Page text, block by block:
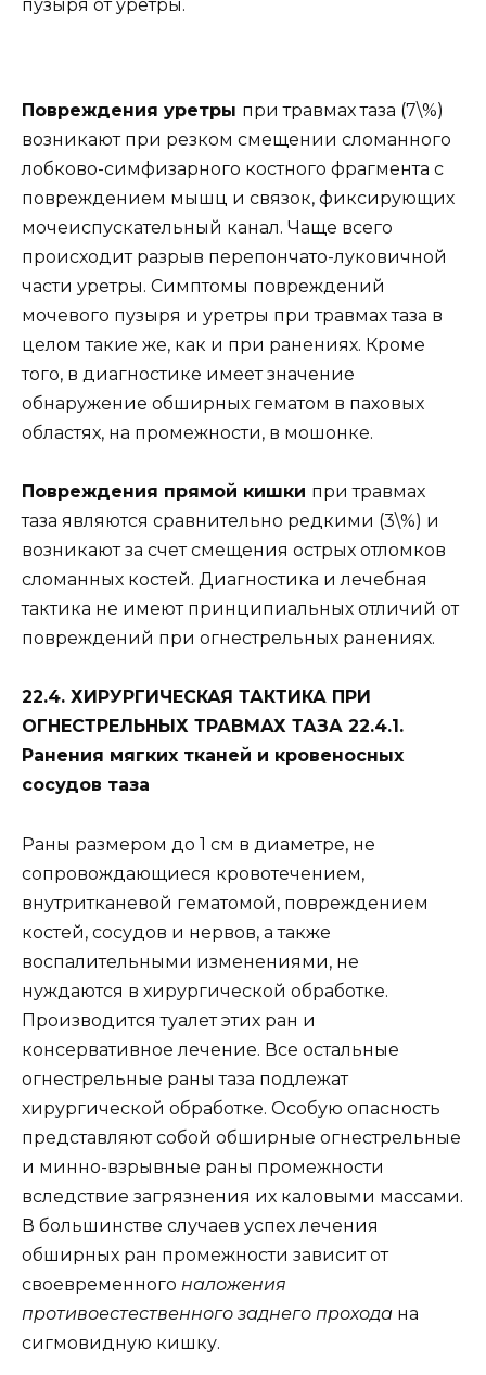
пузыря от уретры.
Повреждения уретры при травмах таза (7\%)
возникают при резком смещении сломанного
лобково-симфизарного костного фрагмента с
повреждением мышц и связок, фиксирующих
мочеиспускательный канал. Чаще всего
происходит разрыв перепончато-луковичной
части уретры. Симптомы повреждений
мочевого пузыря и уретры при травмах таза в
целом такие же, как и при ранениях. Кроме
того, в диагностике имеет значение
обнаружение обширных гематом в паховых
областях, на промежности, в мошонке.
Повреждения прямой кишки при травмах
таза являются сравнительно редкими (3\%) и
возникают за счет смещения острых отломков
сломанных костей. Диагностика и лечебная
тактика не имеют принципиальных отличий от
повреждений при огнестрельных ранениях.
22.4. ХИРУРГИЧЕСКАЯ ТАКТИКА ПРИ
ОГНЕСТРЕЛЬНЫХ ТРАВМАХ ТАЗА 22.4.1.
Ранения мягких тканей и кровеносных
сосудов таза
Раны размером до 1 см в диаметре, не
сопровождающиеся кровотечением,
внутритканевой гематомой, повреждением
костей, сосудов и нервов, а также
воспалительными изменениями, не
нуждаются в хирургической обработке.
Производится туалет этих ран и
консервативное лечение. Все остальные
огнестрельные раны таза подлежат
хирургической обработке. Особую опасность
представляют собой обширные огнестрельные
и минно-взрывные раны промежности
вследствие загрязнения их каловыми массами.
В большинстве случаев успех лечения
обширных ран промежности зависит от
своевременного наложения
противоестественного заднего прохода на
сигмовидную кишку.